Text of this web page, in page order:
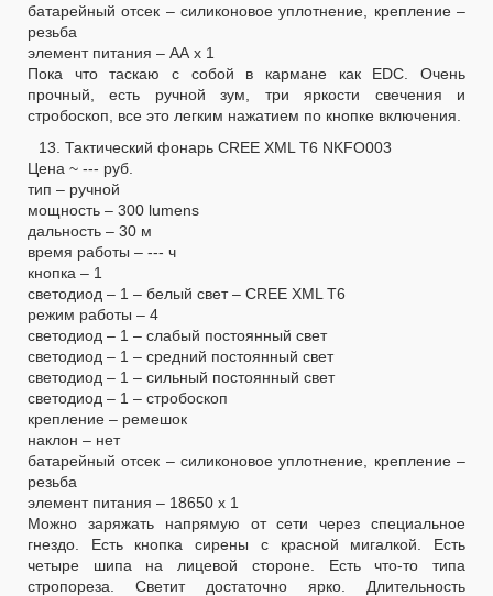
батарейный отсек – силиконовое уплотнение, крепление –
резьба
элемент питания – АА х 1
Пока что таскаю с собой в кармане как EDC. Очень
прочный, есть ручной зум, три яркости свечения и
стробоскоп, все это легким нажатием по кнопке включения.
13. Тактический фонарь CREE XML T6 NKFO003
Цена ~ --- руб.
тип – ручной
мощность – 300 lumens
дальность – 30 м
время работы – --- ч
кнопка – 1
светодиод – 1 – белый свет – CREE XML T6
режим работы – 4
светодиод – 1 – слабый постоянный свет
светодиод – 1 – средний постоянный свет
светодиод – 1 – сильный постоянный свет
светодиод – 1 – стробоскоп
крепление – ремешок
наклон – нет
батарейный отсек – силиконовое уплотнение, крепление –
резьба
элемент питания – 18650 х 1
Можно заряжать напрямую от сети через специальное
гнездо. Есть кнопка сирены с красной мигалкой. Есть
четыре шипа на лицевой стороне. Есть что-то типа
стропореза. Светит достаточно ярко. Длительность